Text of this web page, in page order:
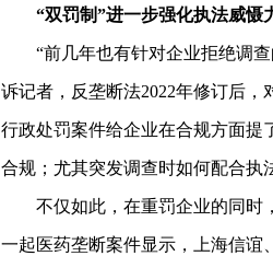
“双罚制”进一步强化执法威慑
“前几年也有针对企业拒绝调
诉记者，反垄断法2022年修订后
行政处罚案件给企业在合规方面提
合规；尤其突发调查时如何配合执
不仅如此，在重罚企业的同时
一起医药垄断案件显示，上海信谊